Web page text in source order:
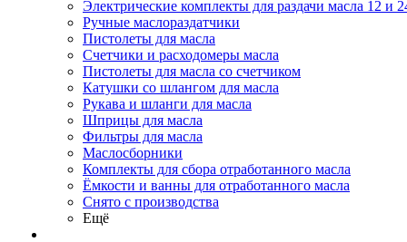
Электрические комплекты для раздачи масла 12 и
Ручные маслораздатчики
Пистолеты для масла
Счетчики и расходомеры масла
Пистолеты для масла со счетчиком
Катушки со шлангом для масла
Рукава и шланги для масла
Шприцы для масла
Фильтры для масла
Маслосборники
Комплекты для сбора отработанного масла
Ёмкости и ванны для отработанного масла
Снято с производства
Ещё